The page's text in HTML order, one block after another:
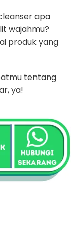
apa
wajahmu?
produk yang
tentang
ya!